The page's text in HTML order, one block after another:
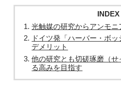
INDEX
光触媒の研究からアンモニ
ドイツ発「ハーバー・ボ
デメリット
他の研究とも切磋琢磨（
る高みを目指す